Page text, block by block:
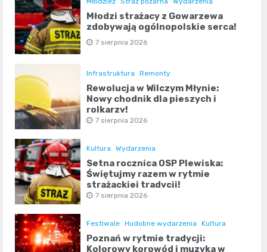
Młodzi strażacy z Gowarzewa
zdobywają ogólnopolskie serca!
7 sierpnia 2026
Infrastruktura Remonty
Rewolucja w Wilczym Młynie:
Nowy chodnik dla pieszych i
rolkarzy!
7 sierpnia 2026
Kultura Wydarzenia
Setna rocznica OSP Plewiska:
Świętujmy razem w rytmie
strażackiej tradycji!
7 sierpnia 2026
Festiwale Hudobne wydarzenia Kultura
Poznań w rytmie tradycji:
Kolorowy korowód i muzyka w